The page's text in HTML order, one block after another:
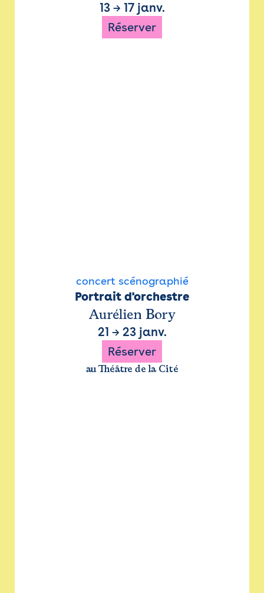
13→ 17 janv.
Réserver
concert scénographié
Portrait d'orchestre
Aurélien Bory
21 → 23 janv.
Réserver
au Théâtre de la Cité